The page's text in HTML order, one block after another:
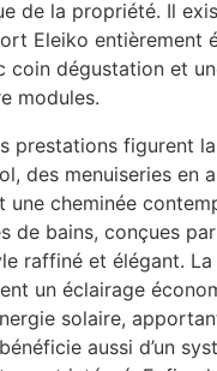
de la propriété. Il
Eleiko entièrement
coin dégustation et
modules.
prestations figurent
des menuiseries en
une cheminée
de bains, conçues
raffiné et élégant.
un éclairage
solaire,
aussi d’un